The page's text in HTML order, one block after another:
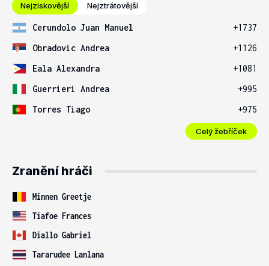
Nejziskovější Nejztrátovější
Cerundolo Juan Manuel
+1737
Obradovic Andrea
+1126
Eala Alexandra
+1081
Guerrieri Andrea
+995
Torres Tiago
+975
Celý žebříček
Zranění hráči
Minnen Greetje
Tiafoe Frances
Diallo Gabriel
Tararudee Lanlana